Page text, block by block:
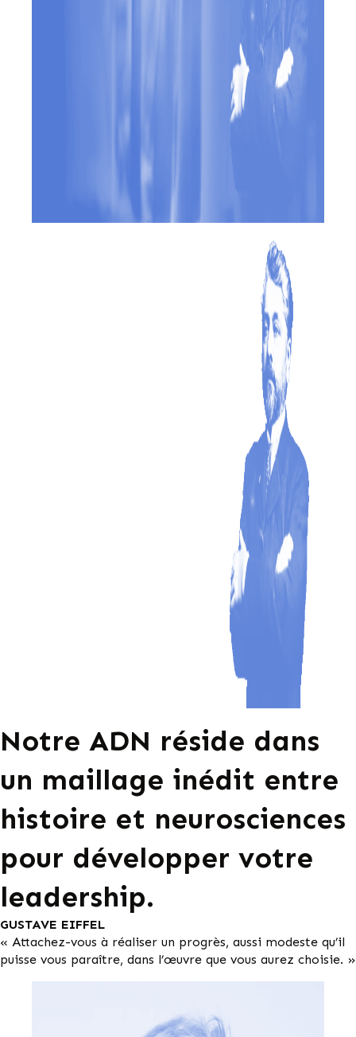
Notre ADN réside dans
un maillage inédit entre
histoire et neurosciences
pour développer votre
leadership.
GUSTAVE EIFFEL
« Attachez-vous à réaliser un progrès, aussi modeste qu’il
puisse vous paraître, dans l’œuvre que vous aurez choisie. »